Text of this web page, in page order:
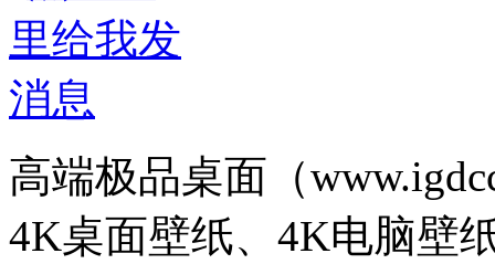
高端极品桌面（
4K桌面壁纸、4K电脑壁